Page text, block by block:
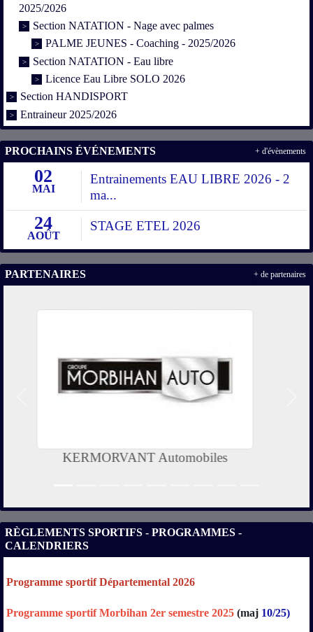
2025/2026
Section NATATION - Nage avec palmes
PALME JEUNES - Coaching - 2025/2026
Section NATATION - Eau libre
Licence Eau Libre SOLO 2026
Section HANDISPORT
Entraineur 2025/2026
PROCHAINS ÉVÉNEMENTS
02
MAI
Entrainements EAU LIBRE 2026 - 2
ma...
24
AOÛT
STAGE ETEL 2026
+ d'évènements
PARTENAIRES
Conseil Régional de Bretagne
+ de partenaires
RÈGLEMENTS SPORTIFS - PROGRAMMES -
CALENDRIERS
Programme sportif Départemental 2026
Programme sportif Morbihan 2er semestre 2025 (maj 10/25)